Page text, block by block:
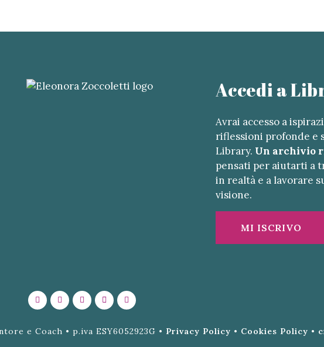
Accedi a
Avrai accesso a
riflessioni profonde e
Library. Un archivio
pensati per aiutarti a
in realtà e a lavorare
visione.
MI ISCRIVO
e Coach • p.iva ESY6052923G • Privacy Policy • Cookies Policy •